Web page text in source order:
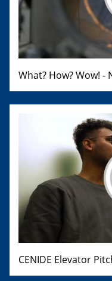
What? How? Wow! -
CENIDE Elevator